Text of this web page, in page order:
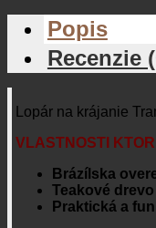
Popis
Recenzie
Lopár na krájanie
VLASTNOSTI
Brázílska
Teakové drevo
Praktická a